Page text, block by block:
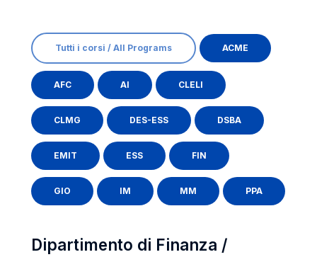
Tutti i corsi / All Programs ACME
AFC AI CLELI
CLMG DES-ESS DSBA
EMIT ESS FIN
GIO IM MM PPA
Dipartimento di Finanza /